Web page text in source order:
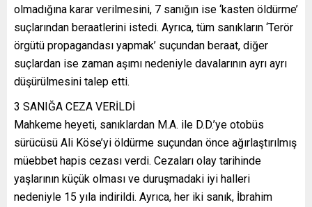
olmadığına karar verilmesini, 7 sanığın ise ‘kasten öldürme’
suçlarından beraatlerini istedi. Ayrıca, tüm sanıkların ‘Terör
örgütü propagandası yapmak’ suçundan beraat, diğer
suçlardan ise zaman aşımı nedeniyle davalarının ayrı ayrı
düşürülmesini talep etti.
3 SANIĞA CEZA VERİLDİ
Mahkeme heyeti, sanıklardan M.A. ile D.D.’ye otobüs
sürücüsü Ali Köse’yi öldürme suçundan önce ağırlaştırılmış
müebbet hapis cezası verdi. Cezaları olay tarihinde
yaşlarının küçük olması ve duruşmadaki iyi halleri
nedeniyle 15 yıla indirildi. Ayrıca, her iki sanık, İbrahim